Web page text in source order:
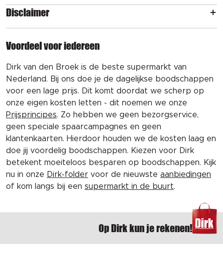
Disclaimer
Voordeel voor iedereen
Dirk van den Broek is de beste supermarkt van
Nederland. Bij ons doe je de dagelijkse boodschappen
voor een lage prijs. Dit komt doordat we scherp op
onze eigen kosten letten - dit noemen we onze
Prijsprincipes. Zo hebben we geen bezorgservice,
geen speciale spaarcampagnes en geen
klantenkaarten. Hierdoor houden we de kosten laag en
doe jij voordelig boodschappen. Kiezen voor Dirk
betekent moeiteloos besparen op boodschappen. Kijk
nu in onze Dirk-folder voor de nieuwste aanbiedingen
of kom langs bij een supermarkt in de buurt.
Op Dirk kun je rekenen!